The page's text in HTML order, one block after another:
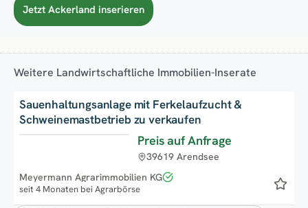
Jetzt Ackerland inserieren
Weitere Landwirtschaftliche Immobilien-Inserate
Sauenhaltungsanlage mit Ferkelaufzucht &
Schweinemastbetrieb zu verkaufen
Preis auf Anfrage
39619 Arendsee
Meyermann Agrarimmobilien KG
seit 4 Monaten bei Agrarbörse